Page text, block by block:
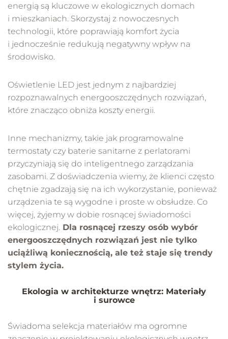
energią są kluczowe w ekologicznych domach
i mieszkaniach. Skorzystaj z nowoczesnych
technologii, które poprawiają komfort życia
i jednocześnie redukują negatywny wpływ na
środowisko.
Oświetlenie LED jest jednym z najbardziej
rozpoznawalnych energooszczędnych rozwiązań,
które znacząco obniża koszty energii.
Inne mechanizmy, takie jak programowalne
termostaty czy baterie sanitarne z perlatorami
przyczyniają się do inteligentnego zarządzania
zasobami. Z doświadczenia wiemy, że klienci często
chętnie zgadzają się na ich wykorzystanie, ponieważ
urządzenia te są wygodne i proste w obsłudze. Co
więcej, żyjemy w dobie rosnącej świadomości
ekologicznej. Dla rosnącej rzeszy osób wybór
energooszczędnych rozwiązań jest nie tylko
uciążliwą koniecznością, ale też staje się trendy
stylem życia.
Ekologia w architekturze wnętrz: Materiały
i surowce
Świadoma selekcja materiałów ma ogromne